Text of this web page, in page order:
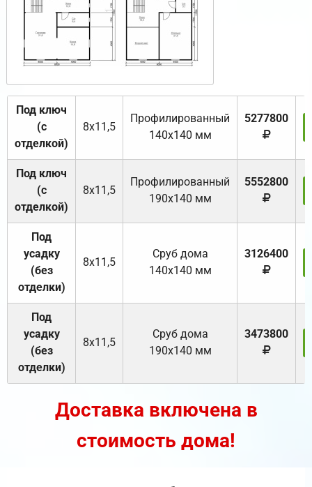
Под ключ
(с
отделкой)
8х11,5
Профилированный
140х140 мм
5277800
Под ключ
(с
отделкой)
8х11,5
Профилированный
190х140 мм
5552800
Под
усадку
(без
отделки)
8х11,5
Cруб дома
140х140 мм
3126400
Под
усадку
(без
отделки)
8х11,5
Cруб дома
190х140 мм
3473800
Доставка включена в
стоимость дома!